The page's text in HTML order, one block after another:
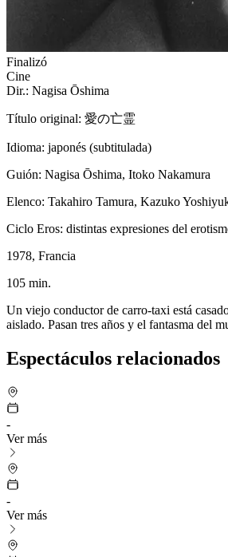
Finalizó
Cine
Dir.: Nagisa Ōshima
Título original: 愛の亡霊
Idioma: japonés (subtitulada)
Guión: Nagisa Ōshima, Itoko Nakamura
Elenco: Takahiro Tamura, Kazuko
Ciclo Eros: distintas expresiones del
1978, Francia
105 min.
Un viejo conductor de carro-taxi está
aislado. Pasan tres años y el fantasma del
Espectáculos relacionados
-
Ver más
-
Ver más